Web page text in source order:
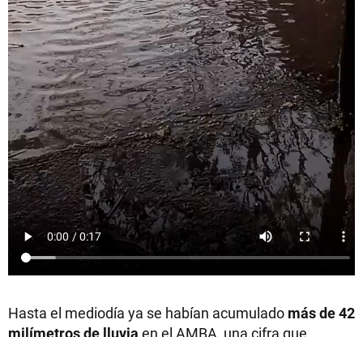
Hasta el mediodía ya se habían acumulado más de 42
milímetros de lluvia en el AMBA, una cifra que